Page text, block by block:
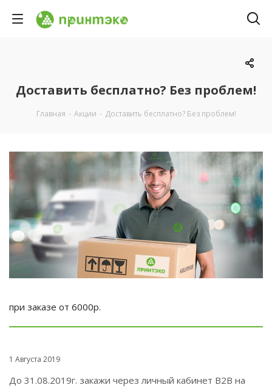
Доставить бесплатно? Без проблем!
Главная - Акции - Доставить бесплатно? Без проблем!
при заказе от 6000р.
1 Августа 2019
До 31.08.2019г. закажи через личный кабинет В2В на